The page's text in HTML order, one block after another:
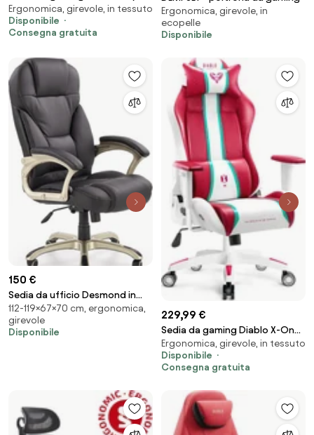
2.0 Normal Size: Soft Black
Ergonomica, girevole, in tessuto
Disponibile
Consegna gratuita
Ergonomica, girevole, in
ecopelle
Disponibile
150 €
Sedia da ufficio Desmond in
nero
112-119×67×70 cm, ergonomica,
girevole
Disponibile
229,99 €
Sedia da gaming Diablo X-One
2.0 Candy Rose: Normal Size
Ergonomica, girevole, in tessuto
Disponibile
Consegna gratuita